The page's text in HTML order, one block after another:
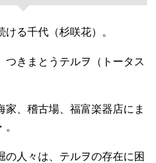
る千代（杉咲花）。
つきまとうテルヲ（トータス
家、稽古場、福富楽器店にま
の人々は、テルヲの存在に困